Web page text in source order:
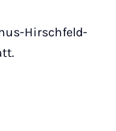
Hirschfeld-